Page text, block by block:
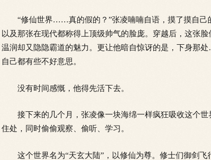
“修仙世界……真的假的？”张凌喃喃自语，摸了摸自己
以及那张在现代都称得上顶级帅气的脸庞。穿越后，这张
温润却又隐隐霸道的魅力。更让他暗自惊讶的是，下身那
自己都有些不好意思。
没有时间感慨，他得先活下去。
接下来的 几个月，张凌像一块海绵一样疯狂吸收这个
住处，同时偷偷观察、偷听、学习。
这个世界名为“天玄大陆”，以修仙为尊。修士们御剑飞